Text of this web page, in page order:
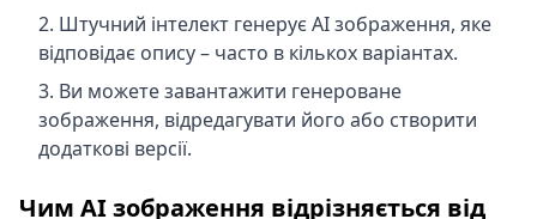
Штучний інтелект генерує AI зображення, яке
відповідає опису – часто в кількох варіантах.
Ви можете завантажити генероване
зображення, відредагувати його або створити
додаткові версії.
Чим AI зображення відрізняється від